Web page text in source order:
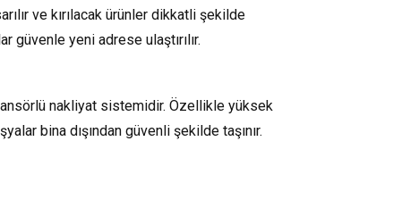
ve kırılacak ürünler dikkatli şekilde
yeni adrese ulaştırılır.
nakliyat sistemidir. Özellikle yüksek
bina dışından güvenli şekilde taşınır.